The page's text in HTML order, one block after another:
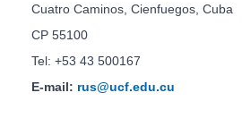
Cuatro Caminos, Cienfuegos, Cuba
CP 55100
Tel: +53 43 500167
E-mail: rus@ucf.edu.cu